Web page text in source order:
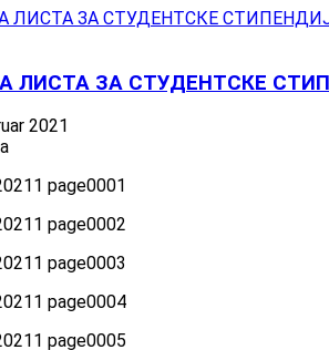
ЛИСТА ЗА СТУДЕНТСКЕ
2021